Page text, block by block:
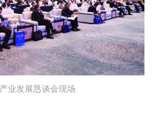
业发展恳谈会现场